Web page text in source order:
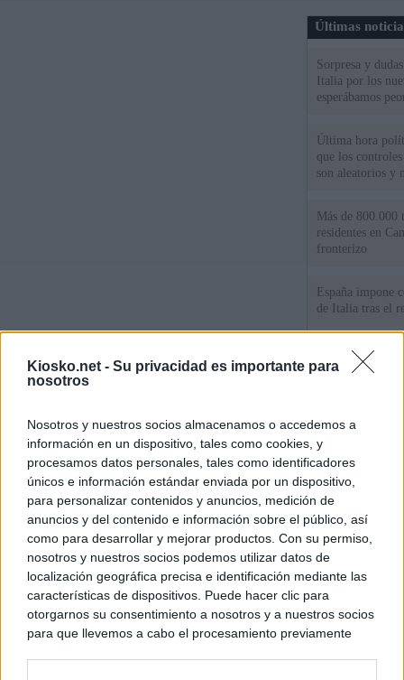
Kiosko.net - Su privacidad es importante para
nosotros
Nosotros y nuestros socios almacenamos o accedemos a
información en un dispositivo, tales como cookies, y
procesamos datos personales, tales como identificadores
únicos e información estándar enviada por un dispositivo,
para personalizar contenidos y anuncios, medición de
anuncios y del contenido e información sobre el público, así
como para desarrollar y mejorar productos. Con su permiso,
nosotros y nuestros socios podemos utilizar datos de
localización geográfica precisa e identificación mediante las
características de dispositivos. Puede hacer clic para
otorgarnos su consentimiento a nosotros y a nuestros socios
para que llevemos a cabo el procesamiento previamente
Últimas
Sorpresa y
Italia por los
esperábamos
Última hora
que los
son aleatorios y
Más de 800.000
residentes en
fronterizo
España impone
de Italia tras el
Qué hay detrás
España por la
personas se
algo"
© Kiosko.net Aviso Legal Privacidad y Cookies